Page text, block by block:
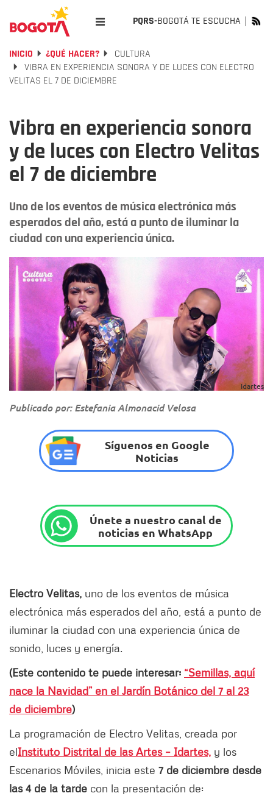
PQRS-BOGOTÁ TE ESCUCHA
INICIO ¿QUÉ HACER?
CULTURA
VIBRA EN EXPERIENCIA SONORA Y DE LUCES CON ELECTRO
VELITAS EL 7 DE DICIEMBRE
Vibra en experiencia sonora
y de luces con Electro Velitas
el 7 de diciembre
Uno de los eventos de música electrónica más
esperados del año, está a punto de iluminar la
ciudad con una experiencia única.
Idartes
Publicado por: Estefania Almonacid Velosa
Síguenos en Google
Noticias
Únete a nuestro canal de
noticias en WhatsApp
Electro Velitas, uno de los eventos de música
electrónica más esperados del año, está a punto de
iluminar la ciudad con una experiencia única de
sonido, luces y energía.
(Este contenido te puede interesar: “Semillas, aquí
nace la Navidad” en el Jardín Botánico del 7 al 23
de diciembre)
La programación de Electro Velitas, creada por
elInstituto Distrital de las Artes – Idartes, y los
Escenarios Móviles, inicia este 7 de diciembre desde
las 4 de la tarde con la presentación de: